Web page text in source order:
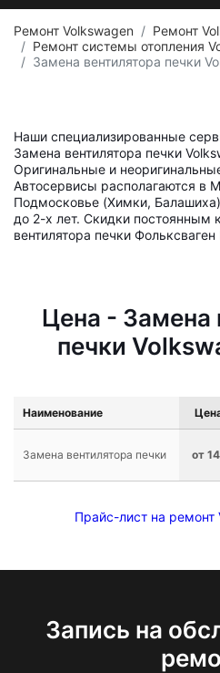
Ремонт Volkswagen
Ремонт
Ремонт системы отопления
Замена вентилятора печки
Наши специализированные
Замена вентилятора печки
Оригинальные и
Автосервисы располагаются в
Подмосковье (Химки,
до 2-х лет. Скидки постоянным
вентилятора печки
Цена - Замена
печки
Наименование
Замена вентилятора печки от
Прайс-лист на ремонт
Запись на